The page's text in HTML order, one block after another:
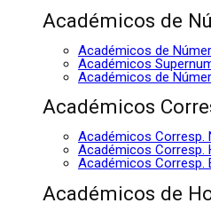
Académicos de
Académicos de
Académicos
Académicos de
Académicos
Académicos Corresp.
Académicos Corresp.
Académicos Corresp.
Académicos de